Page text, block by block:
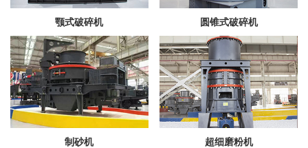
颚式破碎机 圆锥式破碎机
制砂机 超细磨粉机